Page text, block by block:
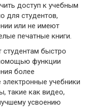
доступ к учебным
для студентов,
или не имеют
печатные книги.
студентам быстро
функции
более
учебники
такие как видео,
усвоению